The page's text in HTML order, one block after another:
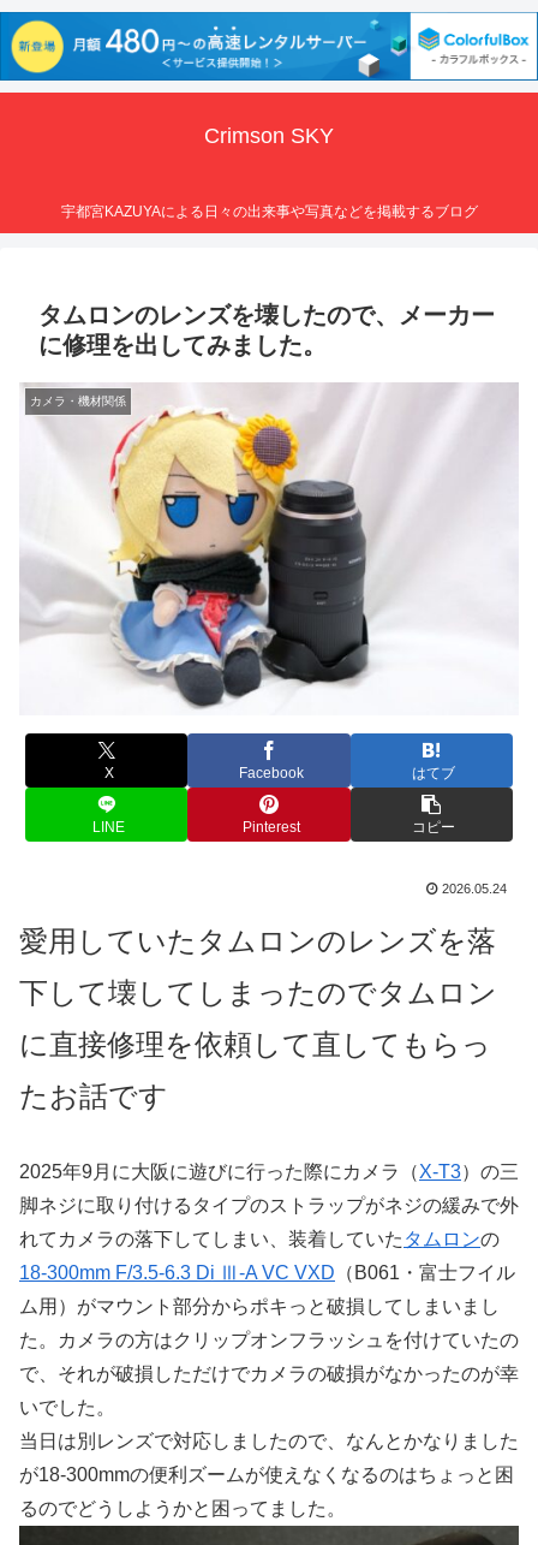
Crimson SKY
宇都宮KAZUYAによる日々の出来事や写真などを掲載するブログ
タムロンのレンズを壊したので、メーカー
に修理を出してみました。
カメラ・機材関係
X Facebook はてブ
LINE Pinterest コピー
2026.05.24
愛用していたタムロンのレンズを落
下して壊してしまったのでタムロン
に直接修理を依頼して直してもらっ
たお話です
2025年9月に大阪に遊びに行った際にカメラ（X-T3）の三
脚ネジに取り付けるタイプのストラップがネジの緩みで外
れてカメラの落下してしまい、装着していた タムロンの
18-300mm F/3.5-6.3 Di Ⅲ-A VC VXD （B061・富士フイル
ム用）がマウント部分からポキっと破損してしまいまし
た。カメラの方はクリップオンフラッシュを付けていたの
で、それが破損しただけでカメラの破損がなかったのが幸
いでした。
当日は別レンズで対応しましたので、なんとかなりました
が18-300mmの便利ズームが使えなくなるのはちょっと困
るのでどうしようかと困ってました。